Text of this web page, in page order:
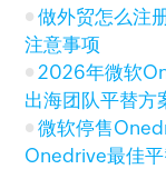
做外贸怎么注
注意事项
2026年微软
出海团队平替方
微软停售
Onedrive最佳平